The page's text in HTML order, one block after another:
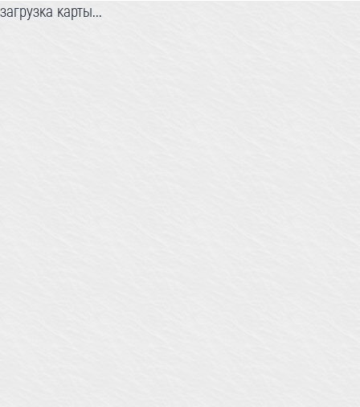
загрузка карты...